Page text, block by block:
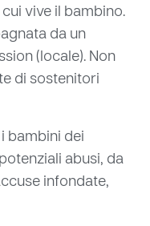
vive il bambino.
da un
(locale). Non
di sostenitori
bambini dei
abusi, da
infondate,